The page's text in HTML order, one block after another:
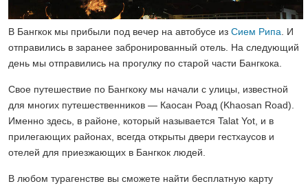
В Бангкок мы прибыли под вечер на автобусе из Сием Рипа . И
отправились в заранее забронированный отель. На следующий
день мы отправились на прогулку по старой части Бангкока.
Cвое путешествие по Бангкоку мы начали с улицы, известной
для многих путешественников — Каосан Роад (Khaosan Road).
Именно здесь, в районе, который называется Talat Yot, и в
прилегающих районах, всегда открыты двери гестхаусов и
отелей для приезжающих в Бангкок людей.
В любом турагенстве вы сможете найти бесплатную карту